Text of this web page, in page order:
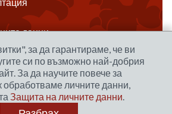
данни
за ползване на сайта
за да гарантираме, че ви
си по възможно най-добрия
За да научите повече за
обработваме личните данни,
Защита на личните данни.